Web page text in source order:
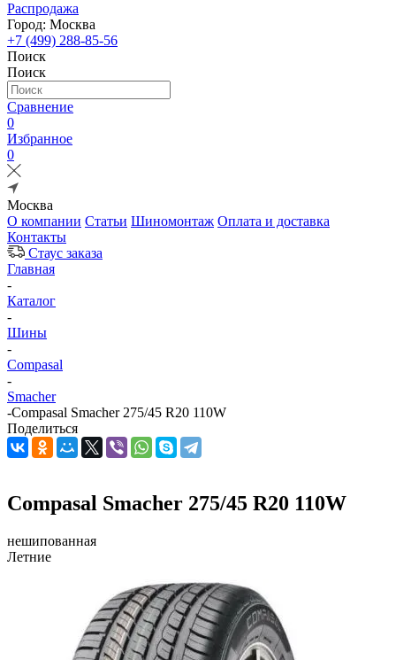
Распродажа
Город: Москва
+7 (499) 288-85-56
Поиск
Поиск
Сравнение
0
Избранное
0
Москва
О компании Статьи Шиномонтаж Оплата и доставка
Контакты
Стаус заказа
Главная
-
Каталог
-
Шины
-
Compasal
-
Smacher
-Compasal Smacher 275/45 R20 110W
Поделиться
Compasal Smacher 275/45 R20 110W
нешипованная
Летние